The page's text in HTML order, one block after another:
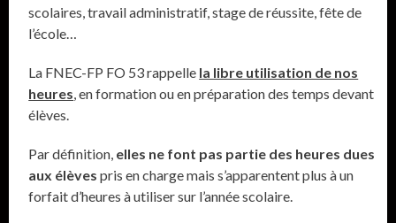
scolaires, travail administratif, stage de réussite, fête de
l’école…
La FNEC-FP FO 53rappelle la libre utilisation de nos
heures, en formation ou en préparation des temps devant
élèves.
Par définition, elles ne font pas partie des heures dues
aux élèvespris en charge mais s’apparentent plus à un
forfait d’heures à utiliser sur l’année scolaire.